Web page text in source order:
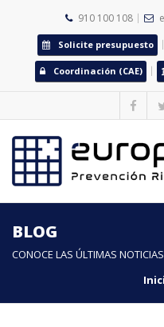
910 100 108
Solicite presupuesto
Coordinación (CAE)
BLOG
CONOCE LAS ÚLTIMAS